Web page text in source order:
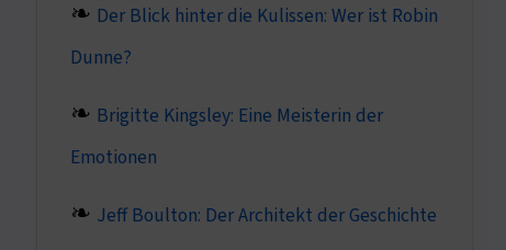
Der Blick hinter die Kulissen: Wer ist Robin
Dunne?
Brigitte Kingsley: Eine Meisterin der
Emotionen
Jeff Boulton: Der Architekt der Geschichte